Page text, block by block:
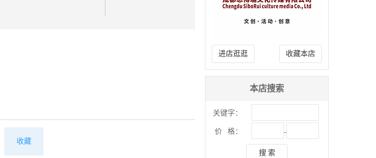
收藏
进店逛逛 收藏本店
本店搜索
关键字：
价 格： -
搜 索